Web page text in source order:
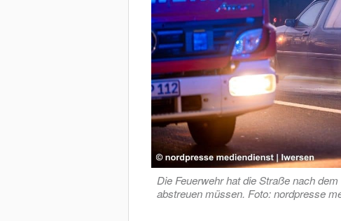
Die Feuerwehr hat die Straße nach
abstreuen müssen. Foto: nordpresse